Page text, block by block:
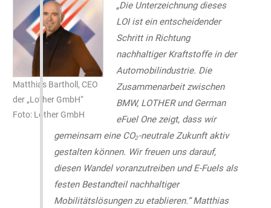
Matthias Bartholl, CEO
der „Lother GmbH“
Foto: Lother GmbH
„Die Unterzeichnung dieses
LOI ist ein entscheidender
Schritt in Richtung
nachhaltiger Kraftstoffe in der
Automobilindustrie. Die
Zusammenarbeit zwischen
BMW, LOTHER und German
eFuel One zeigt, dass wir
gemeinsam eine CO₂-neutrale Zukunft aktiv
gestalten können. Wir freuen uns darauf,
diesen Wandel voranzutreiben und E-Fuels als
festen Bestandteil nachhaltiger
Mobilitätslösungen zu etablieren.“ Matthias